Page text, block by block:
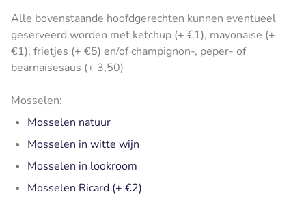
Alle bovenstaande hoofdgerechten kunnen eventueel
geserveerd worden met ketchup (+ €1), mayonaise (+
€1), frietjes (+ €5) en/of champignon-, peper- of
bearnaisesaus (+ 3,50)
Mosselen:
Mosselen natuur
Mosselen in witte wijn
Mosselen in lookroom
Mosselen Ricard (+ €2)